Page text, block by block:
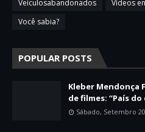
Veículosabandonados
Vídeos
Você sabia?
POPULAR POSTS
Kleber Mendonça
de filmes: “País do
Sábado, Setembro